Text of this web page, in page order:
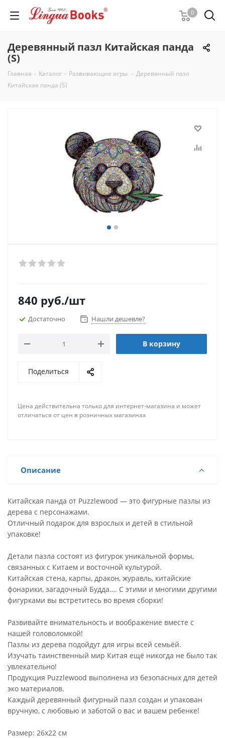
0
Деревянный пазл Китайская панда
(S)
Главная - Каталог - Развивающие игры - Деревянный пазл
Китайская панда (S)
840 руб./шт
Достаточно Нашли дешевле?
В корзину
Поделиться
Цена действительна только для интернет-магазина и может
отличаться от цен в розничных магазинах
Описание
Китайская панда от Puzzlewood — это фигурные пазлы из
дерева с персонажами.
Отличный подарок для взрослых и детей в стильной
упаковке!
Детали пазла состоят из фигурок уникальной формы,
связанных с Китаем и восточной культурой.
Китайская стена, карпы, дракон, журавль, китайские
фонарики, загадочный Будда…. С этими и многими другими
фигурками вы встретитесь во время сборки!
Развивайте внимательность и воображение вместе с
нашей головоломкой!
Пазлы из дерева подойдут для игры всей семьёй.
Изучать таинственный мир Китая ещё никогда не было так
увлекательно!
Продукция Puzzlewood выполнена из безопасных для детей
эко материалов.
Каждый деревянный фигурный пазл создан и упакован
вручную, с любовью и заботой о вас и вашем ребенке!
Размер: 26х22 см